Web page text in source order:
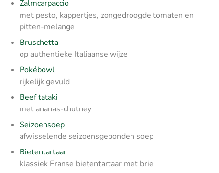
Zalmcarpaccio
met pesto, kappertjes, zongedroogde tomaten en
pitten-melange
Bruschetta
op authentieke Italiaanse wijze
Pokébowl
rijkelijk gevuld
Beef tataki
met ananas-chutney
Seizoensoep
afwisselende seizoensgebonden soep
Bietentartaar
klassiek Franse bietentartaar met brie